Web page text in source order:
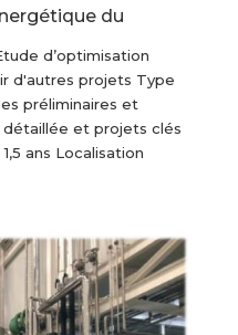
du
d’optimisation
d'autres projets Type
préliminaires et
détaillée et projets clés
ans Localisation